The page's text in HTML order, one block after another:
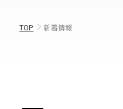
ニュース
TOP 新着情報